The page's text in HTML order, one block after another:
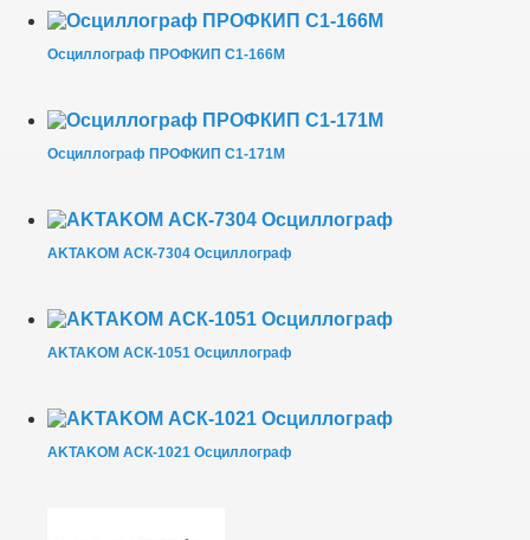
Осциллограф ПРОФКИП С1-166М
Осциллограф ПРОФКИП С1-171М
AKTAKOM АСК-7304 Осциллограф
AKTAKOM АСК-1051 Осциллограф
AKTAKOM АСК-1021 Осциллограф